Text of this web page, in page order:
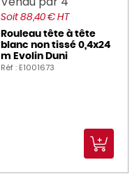
Soit 88,40 € HT
Rouleau tête à tête
blanc non tissé 0,4x24
m Evolin Duni
Réf : E1001673